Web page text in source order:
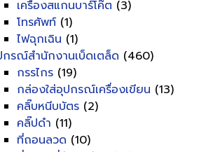
เครื่องสแกนบาร์โค๊ต (3)
โทรศัพท์ (1)
ไฟฉุกเฉิน (1)
กรณ์สำนักงานเบ็ดเตล็ด (460)
กรรไกร (19)
กล่องใส่อุปกรณ์เครื่องเขียน (13)
คลิ๊บหนีบบัตร (2)
คลิ๊ปดำ (11)
ที่ถอนลวด (10)